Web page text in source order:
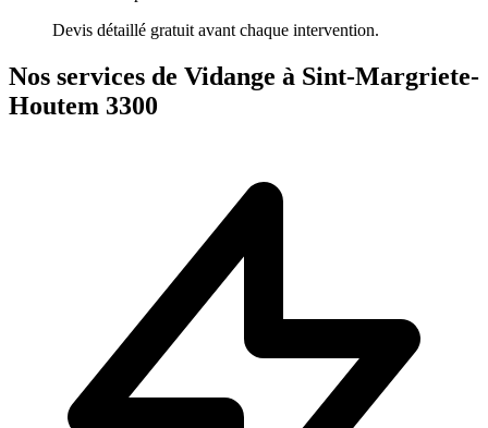
Devis détaillé gratuit avant chaque intervention.
Nos services de Vidange à Sint-Margriete-
Houtem 3300